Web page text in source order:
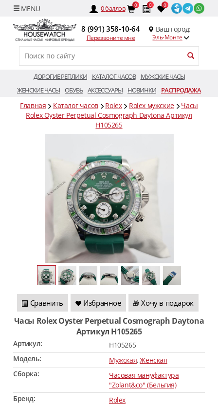
0баллов 0 0 0
8 (991) 358-10-64
Перезвоните мне
Ваш город:
Эль-Монте
ДОРОГИЕ РЕПЛИКИ КАТАЛОГ ЧАСОВ
МУЖСКИЕ ЧАСЫ
ЖЕНСКИЕ ЧАСЫ ОБУВЬ АКСЕССУАРЫ НОВИНКИ РАСПРОДАЖА
Главная Каталог часов Rolex Rolex мужские
Часы
Rolex Oyster Perpetual Cosmograph Daytona Артикул
H105265
Сравнить Избранное 🎁 Хочу в подарок
Часы Rolex Oyster Perpetual Cosmograph Daytona
Артикул H105265
Артикул:
H105265
Модель:
Мужская,Женская
Сборка:
Часовая мануфактура
"Zolant&co" (Бельгия)
Бренд:
Rolex